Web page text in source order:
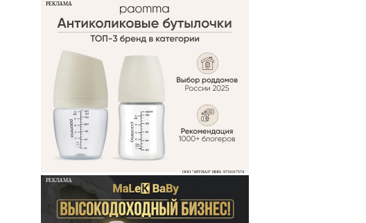
РЕКЛАМА
ООО "АРТИАЛ" ИНН: 9731017574
РЕКЛАМА